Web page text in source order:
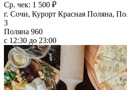
Ср. чек: 1 500 ₽
г. Сочи, Курорт Красная Поляна,
3
Поляна 960
с 12:30 до 23:00